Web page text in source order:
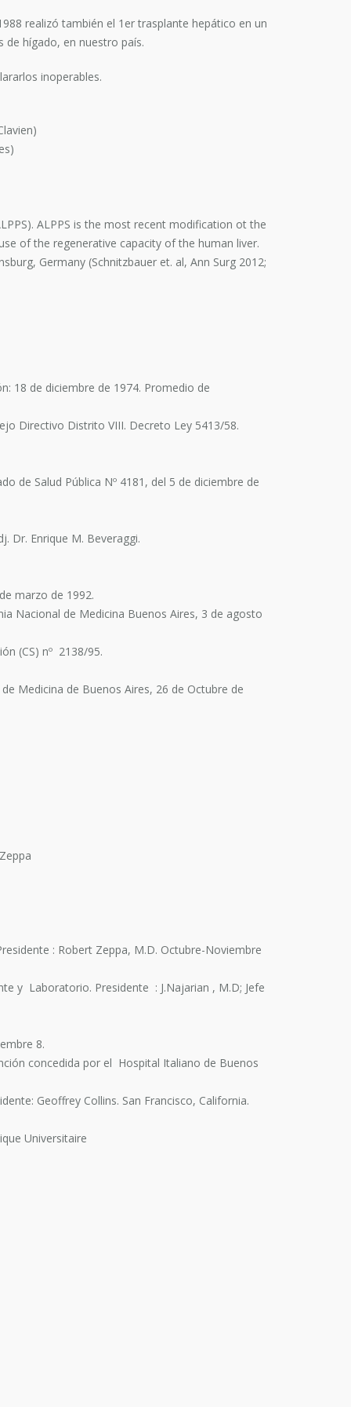
realizó también el 1er trasplante hepático en un
hígado, en nuestro país.
inoperables.
ALPPS is the most recent modification ot the
of the regenerative capacity of the human liver.
Germany (Schnitzbauer et. al, Ann Surg 2012;
18 de diciembre de 1974. Promedio de
Directivo Distrito VIII. Decreto Ley 5413/58.
de Salud Pública Nº 4181, del 5 de diciembre de
Dr. Enrique M. Beveraggi.
marzo de 1992.
Nacional de Medicina Buenos Aires, 3 de agosto
(CS) nº 2138/95.
Medicina de Buenos Aires, 26 de Octubre de
: Robert Zeppa, M.D. Octubre-Noviembre
y Laboratorio. Presidente : J.Najarian , M.D; Jefe
8.
concedida por el Hospital Italiano de Buenos
Geoffrey Collins. San Francisco, California.
Universitaire